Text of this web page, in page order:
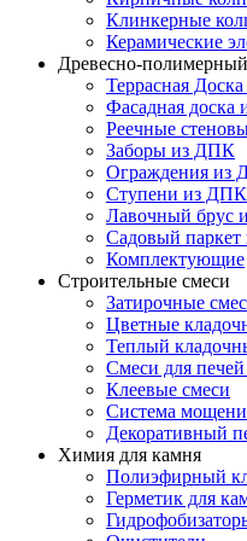
Клинкерные
Керамические
Древесно-
Террасная
Фасадная
Реечные
Заборы из ДПК
Ограждения из
Ступени из ДПК
Лавочный брус
Садовый
Комплектующие
Строительные смеси
Затирочные
Цветные
Теплый
Смеси для
Клеевые смеси
Система
Декоративный
Химия для камня
Полиэфирный
Герметик для